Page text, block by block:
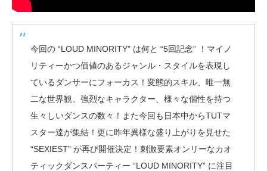
今回の “LOUD MINORITY” は何と “5回記念” ！マイノ
リティーかつ価値のあるジャンル・スタイルを表現し
ているダンサーにフォーカス！変態的スキル、唯一無
二な世界観、強烈なキャラクター、様々な個性を持つ
生々しいダンスの数々！また今回も日本中からTUTマ
スター達が集結！更に昨年異様な盛り上がりを見せた
“SEXIEST” が再び開催決定！刺激要素オンリーなカオ
ティックダンスパーティー “LOUD MINORITY” に注目